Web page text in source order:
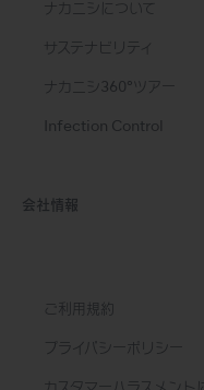
ナカニシについて
サステナビリティ
ナカニシ360°ツアー
Infection Control
会社情報
ご利用規約
プライバシーポリシー